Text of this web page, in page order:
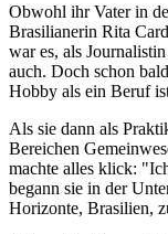
Obwohl ihr Vater in
Brasilianerin Rita
war es, als
auch. Doch schon
Hobby als ein Beruf
Als sie dann als
Bereichen
machte alles klick:
begann sie in der
Horizonte, Brasilien,